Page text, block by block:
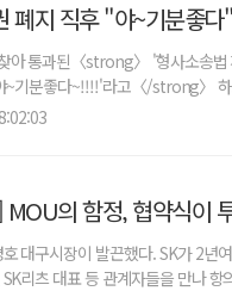
아 통과된〈strong〉 '형사소송
~기분좋다~!!!!'라고〈/strong〉
MOU의 함정, 협약식이
대구시장이 발끈했다. SK가 2년
리츠 대표 등 관계자들을 만나